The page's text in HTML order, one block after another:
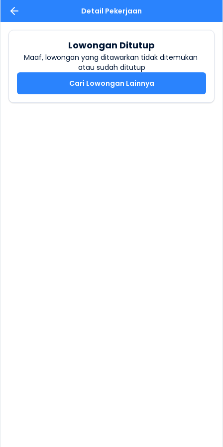
Detail Pekerjaan
Lowongan Ditutup
Maaf, lowongan yang ditawarkan tidak ditemukan
atau sudah ditutup
Cari Lowongan Lainnya